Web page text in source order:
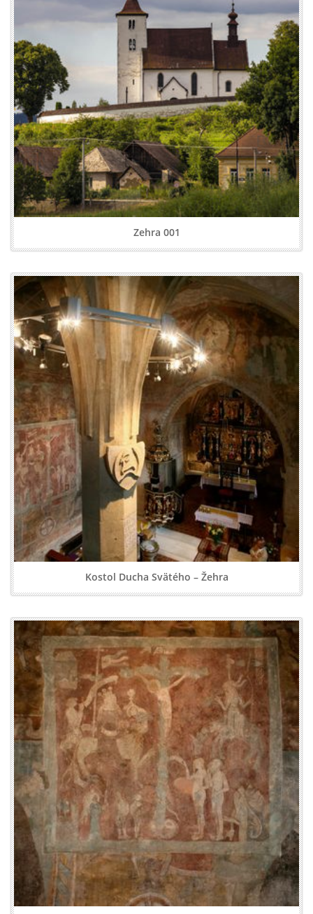
Zehra 001
Kostol Ducha Svätého – Žehra